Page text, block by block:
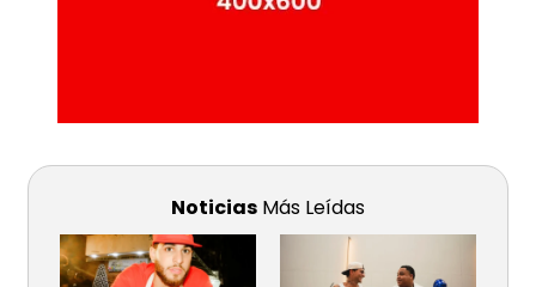
Noticias Más Leídas